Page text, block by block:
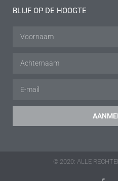
BLIJF OP DE HOOGTE
© 2020: ALLE